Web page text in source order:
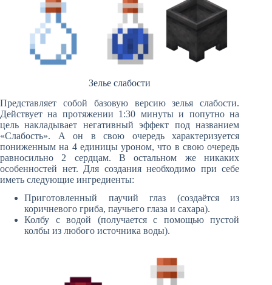
Зелье слабости
Представляет собой базовую версию зелья слабости.
Действует на протяжении 1:30 минуты и попутно на
цель накладывает негативный эффект под названием
«Слабость». А он в свою очередь характеризуется
пониженным на 4 единицы уроном, что в свою очередь
равносильно 2 сердцам. В остальном же никаких
особенностей нет. Для создания необходимо при себе
иметь следующие ингредиенты:
Приготовленный паучий глаз (создаётся из
коричневого гриба, паучьего глаза и сахара).
Колбу с водой (получается с помощью пустой
колбы из любого источника воды).